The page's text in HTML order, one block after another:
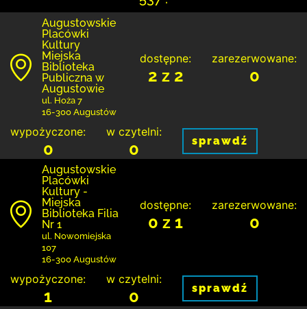
Augustowskie
Placówki
Kultury
Miejska
Biblioteka
Publiczna w
Augustowie
ul. Hoża 7
16-300 Augustów
dostępne:
2 z 2
zarezerwowane:
0
wypożyczone:
0
w czytelni:
0 sprawdź
Augustowskie
Placówki
Kultury -
Miejska
Biblioteka Filia
Nr 1
ul. Nowomiejska
107
16-300 Augustów
dostępne:
0 z 1
zarezerwowane:
0
wypożyczone:
1
w czytelni:
0 sprawdź